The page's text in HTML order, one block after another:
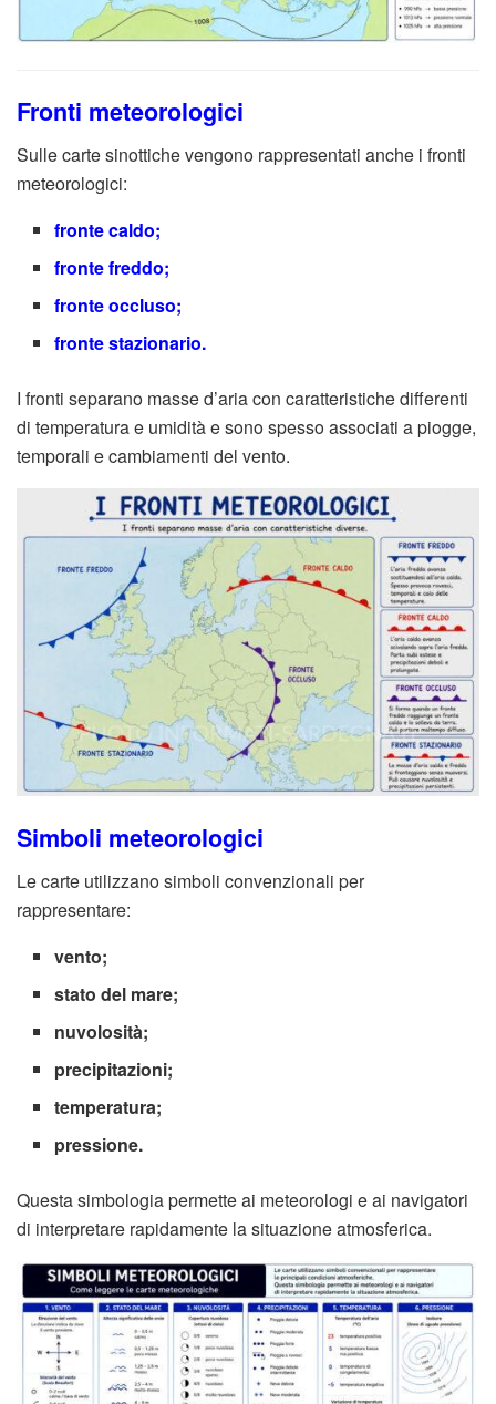
Fronti meteorologici
Sulle carte sinottiche vengono rappresentati anche i fronti
meteorologici:
fronte caldo;
fronte freddo;
fronte occluso;
fronte stazionario.
I fronti separano masse d’aria con caratteristiche differenti
di temperatura e umidità e sono spesso associati a piogge,
temporali e cambiamenti del vento.
Simboli meteorologici
Le carte utilizzano simboli convenzionali per
rappresentare:
vento;
stato del mare;
nuvolosità;
precipitazioni;
temperatura;
pressione.
Questa simbologia permette ai meteorologi e ai navigatori
di interpretare rapidamente la situazione atmosferica.